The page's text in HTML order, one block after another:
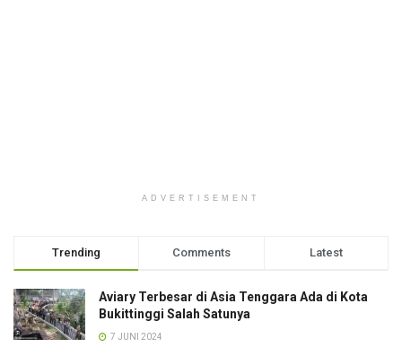
ADVERTISEMENT
Trending Comments Latest
Aviary Terbesar di Asia Tenggara Ada di Kota
Bukittinggi Salah Satunya
7 JUNI 2024